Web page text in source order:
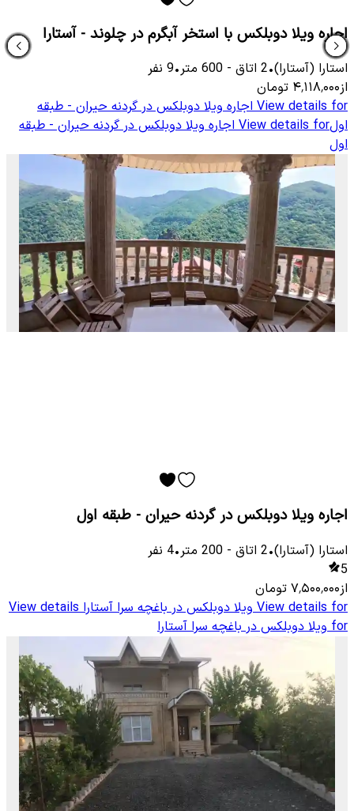
اجاره ویلا دوبلکس با استخر آبگرم در چلوند - آستارا
استارا (آستارا)•
2 اتاق -
600 متر•
9 نفر
از۴٬۱۱۸٬۰۰۰ تومان
View details for اجاره ویلا دوبلکس در گردنه حیران - طبقه
اولView details for اجاره ویلا دوبلکس در گردنه حیران - طبقه
اول
اجاره ویلا دوبلکس در گردنه حیران - طبقه اول
استارا (آستارا)•
2 اتاق -
200 متر•
4 نفر
5
از۷٬۵۰۰٬۰۰۰ تومان
View details for ویلا دوبلکس در باغچه سرا آستاراView details
for ویلا دوبلکس در باغچه سرا آستارا